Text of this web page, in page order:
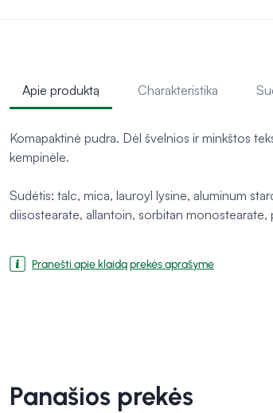
Apie produktą Charakteristika
Komapaktinė pudra. Dėl švelnios ir minkštos
kempinėle.
Sudėtis: talc, mica, lauroyl lysine, aluminum
diisostearate, allantoin, sorbitan
Pranešti apie klaidą prekės aprašyme
Panašios prekės